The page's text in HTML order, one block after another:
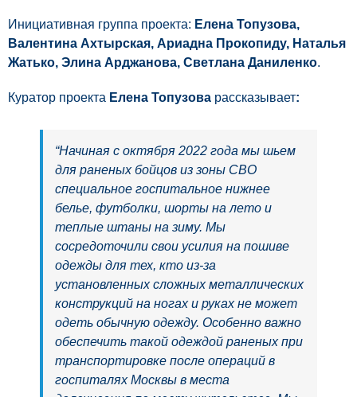
Инициативная группа проекта: Елена Топузова,
Валентина Ахтырская, Ариадна Прокопиду, Наталья
Жатько, Элина Арджанова, Светлана Даниленко.
Куратор проекта Елена Топузова рассказывает:
“Начиная с октября 2022 года мы шьем
для раненых бойцов из зоны СВО
специальное госпитальное нижнее
белье, футболки, шорты на лето и
теплые штаны на зиму. Мы
сосредоточили свои усилия на пошиве
одежды для тех, кто из-за
установленных сложных металлических
конструкций на ногах и руках не может
одеть обычную одежду. Особенно важно
обеспечить такой одеждой раненых при
транспортировке после операций в
госпиталях Москвы в места